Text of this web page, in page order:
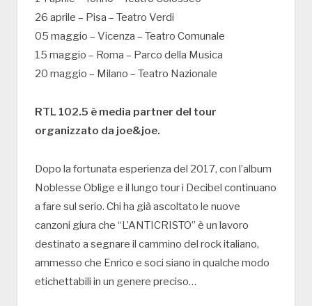
26 aprile – Pisa – Teatro Verdi
05 maggio – Vicenza – Teatro Comunale
15 maggio – Roma – Parco della Musica
20 maggio – Milano – Teatro Nazionale
RTL 102.5 è media partner del tour
organizzato da joe&joe.
Dopo la fortunata esperienza del 2017, con l’album
Noblesse Oblige e il lungo tour i Decibel continuano
a fare sul serio. Chi ha già ascoltato le nuove
canzoni giura che “L’ANTICRISTO” è un lavoro
destinato a segnare il cammino del rock italiano,
ammesso che Enrico e soci siano in qualche modo
etichettabili in un genere preciso…